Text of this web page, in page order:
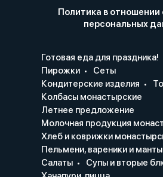
Политика в отношении
персональных
Готовая еда для праздника!
Пирожки
Сеты
Кондитерские изделия
Колбасы монастырские
Летнее предложение
Молочная продукция
Хлеб и коврижки
Пельмени, вареники и манты
Салаты
Супы и вторые